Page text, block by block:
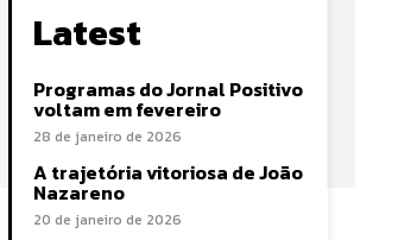
Latest
Programas do Jornal Positivo
voltam em fevereiro
28 de janeiro de 2026
A trajetória vitoriosa de João
Nazareno
20 de janeiro de 2026